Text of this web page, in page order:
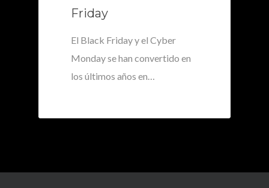
Friday
El Black Friday y el Cyber
Monday se han convertido en
los últimos años en…